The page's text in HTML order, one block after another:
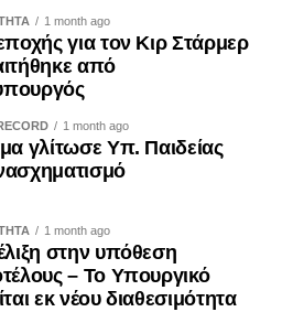
1 month ago
για τον Κιρ Στάρμερ
από
1 month ago
γλίτωσε Υπ. Παιδείας
1 month ago
στην υπόθεση
– Το Υπουργικό
εκ νέου διαθεσιμότητα